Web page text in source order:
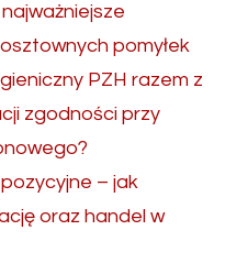
pomyłek
PZH razem z
zgodności przy
– jak
oraz handel w